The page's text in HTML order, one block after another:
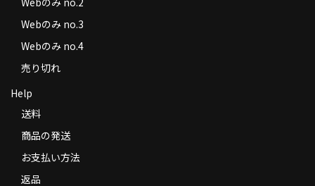
Webのみ no.3
Webのみ no.4
売り切れ
Help
送料
商品の発送
お支払い方法
返品